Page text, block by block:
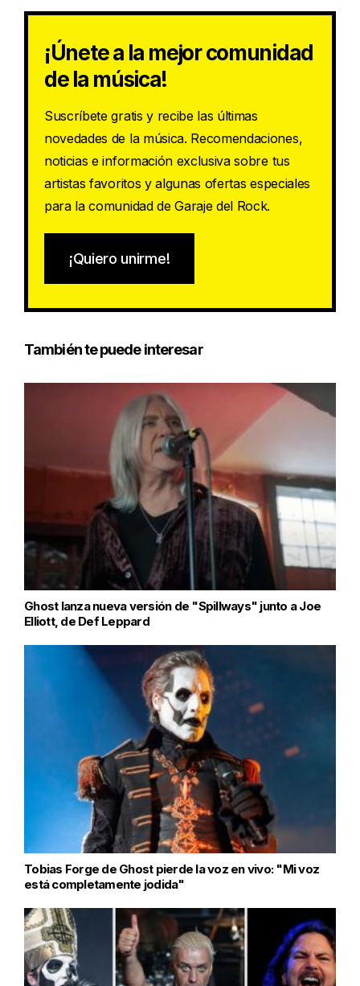
¡Únete a la mejor comunidad
de la música!
Suscríbete gratis y recibe las últimas
novedades de la música. Recomendaciones,
noticias e información exclusiva sobre tus
artistas favoritos y algunas ofertas especiales
para la comunidad de Garaje del Rock.
¡Quiero unirme!
También te puede interesar
Ghost lanza nueva versión de "Spillways" junto a Joe
Elliott, de Def Leppard
Tobias Forge de Ghost pierde la voz en vivo: "Mi voz
está completamente jodida"